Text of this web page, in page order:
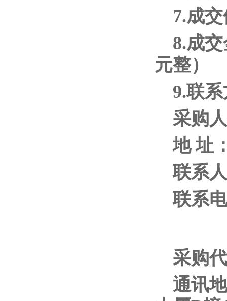
7.成
8.成
元整）
9.联
采购
地 址
联系
联系
采购
通讯